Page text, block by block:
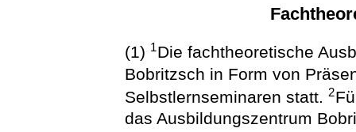
(1) 1Die fachtheoretische
Bobritzsch in Form von
Selbstlernseminaren statt.2
das Ausbildungszentrum